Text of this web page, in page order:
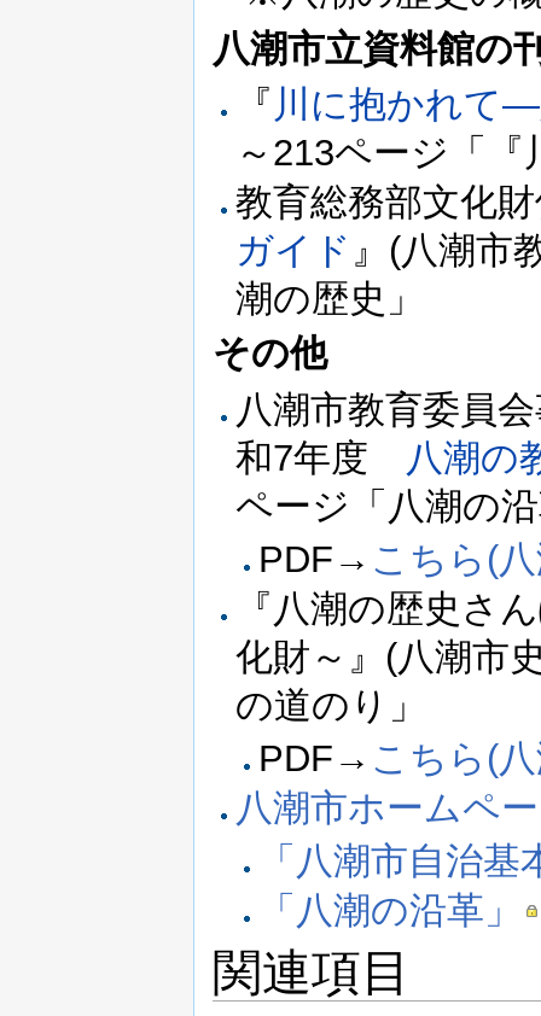
八潮市立資料館の
『 川に抱かれて
～213ページ「
教育総務部文化
ガイド 』(八潮市
潮の歴史」
その他
八潮市教育委員
和7年度
八潮の
ページ「八潮の
PDF→ こちら(
『八潮の歴史さ
化財～』(八潮市
の道のり」
PDF→ こちら(
八潮市ホームペ
「八潮市自治基
「八潮の沿革」
関連項目